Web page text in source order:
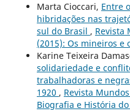
Marta Cioccari, Entre
hibridações nas
sul do Brasil , Revista
(2015): Os mineiros e
Karine Teixeira
solidariedade e
trabalhadoras e
1920 , Revista
Biografia e História